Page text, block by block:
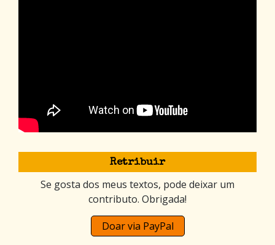
Retribuir
Se gosta dos meus textos, pode deixar um
contributo. Obrigada!
Doar via PayPal